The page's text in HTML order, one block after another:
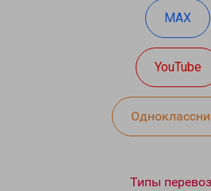
MAX
YouTube
Типы